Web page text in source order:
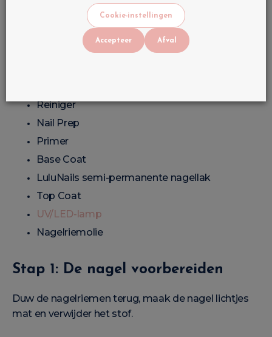
nagellak succesvol aan?
Benodigd materiaal
Reiniger
Nail Prep
Primer
Base Coat
LuluNails semi-permanente nagellak
Top Coat
UV/LED-lamp
Nagelriemolie
Stap 1: De nagel voorbereiden
Duw de nagelriemen terug, maak de nagel lichtjes
mat en verwijder het stof.
Cookie-instellingen
Accepteer Afval